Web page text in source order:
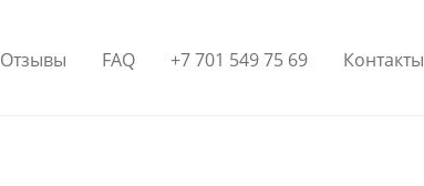
Отзывы FAQ +7 701 549 75 69 Контакты